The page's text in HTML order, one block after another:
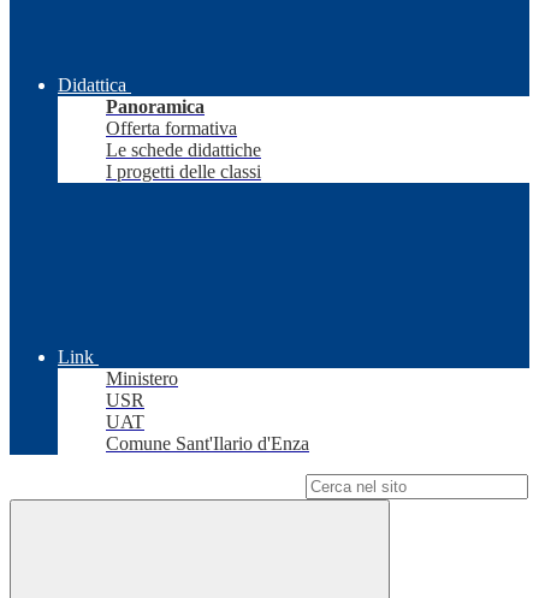
Didattica
Panoramica
Offerta formativa
Le schede didattiche
I progetti delle classi
Link
Ministero
USR
UAT
Comune Sant'Ilario d'Enza